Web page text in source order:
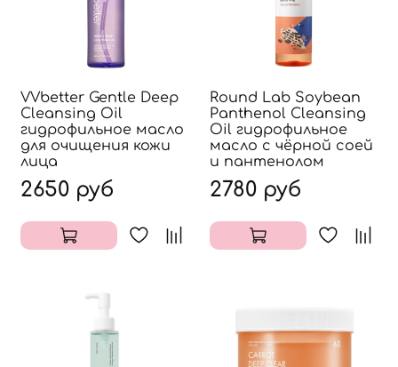
VVbetter Gentle Deep
Cleansing Oil
гидрофильное масло
для очищения кожи
лица
2650 руб
Round Lab Soybean
Panthenol Cleansing
Oil гидрофильное
масло с чёрной соей
и пантенолом
2780 руб